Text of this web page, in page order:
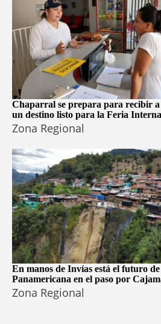
Chaparral se prepara para recibir a
un destino listo para la Feria
Zona Regional
En manos de Invías está el futuro
Panamericana en el paso por
Zona Regional